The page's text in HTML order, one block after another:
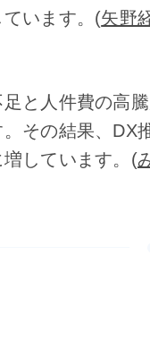
います。(矢野
と人件費の高
その結果、DX
しています。(